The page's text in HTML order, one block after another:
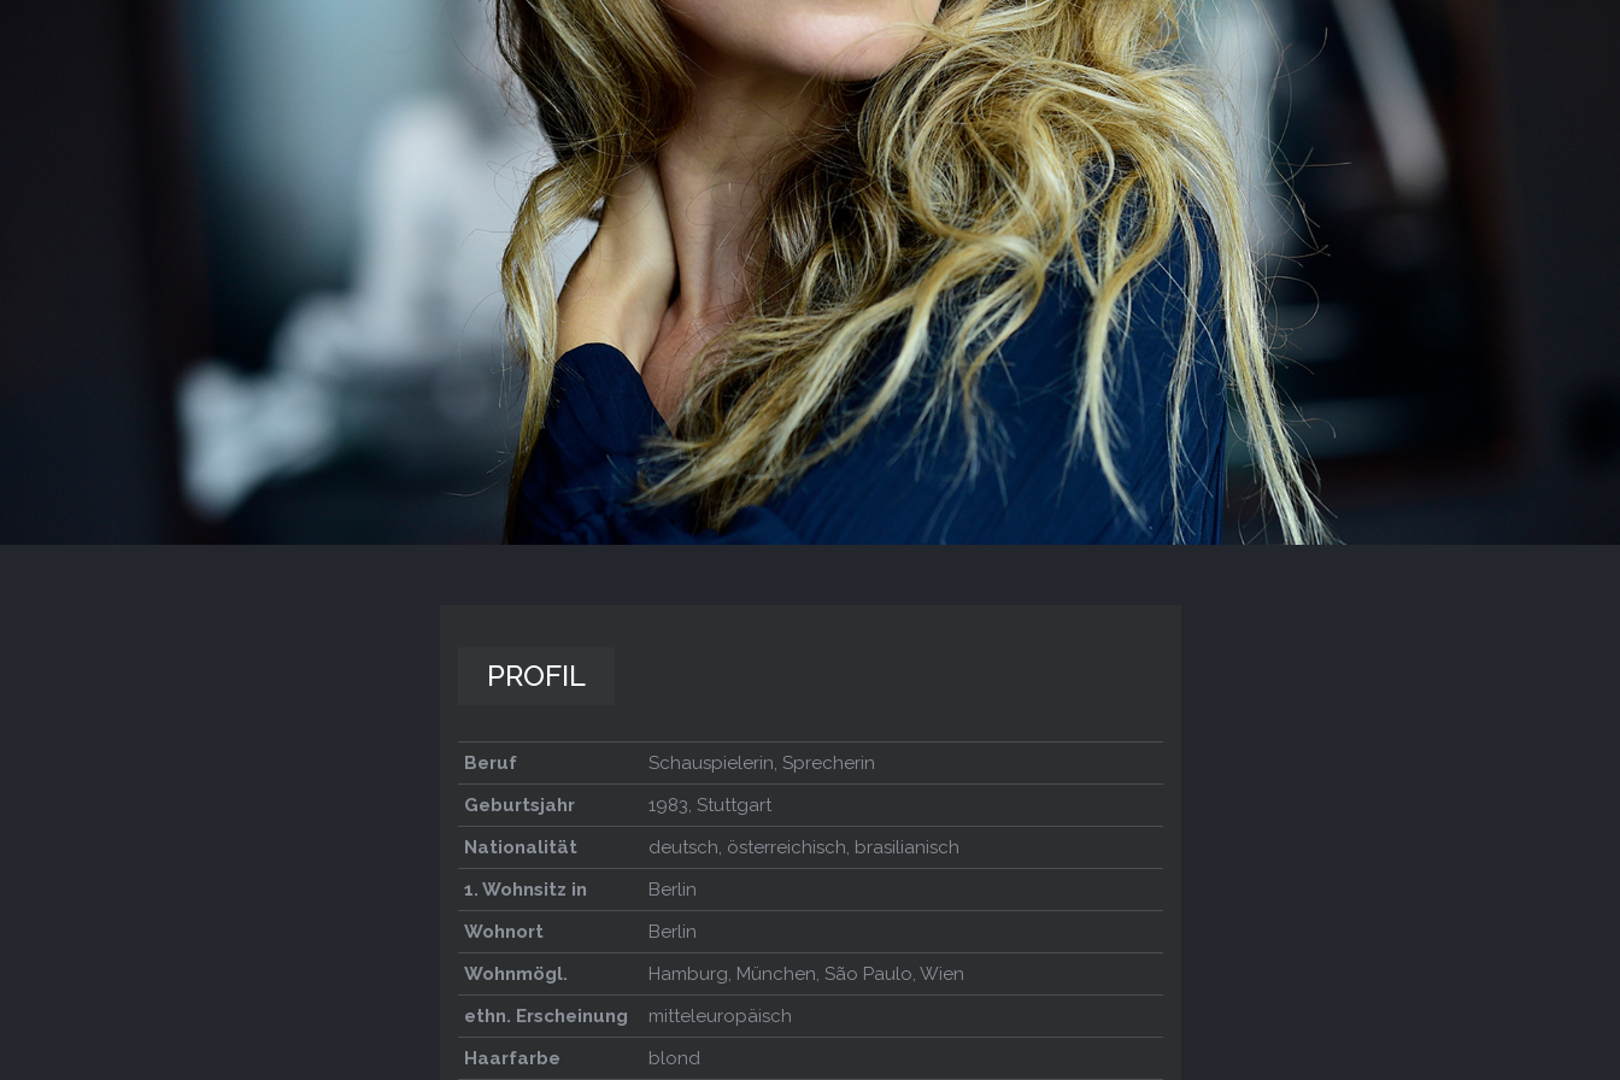
PROFIL
Beruf
Schauspielerin, Sprecherin
Geburtsjahr
1983, Stuttgart
Nationalität
deutsch, österreichisch, brasilianisch
1. Wohnsitz in
Berlin
Wohnort
Berlin
Wohnmögl.
Hamburg, München, São Paulo, Wien
ethn. Erscheinung
mitteleuropäisch
Haarfarbe
blond